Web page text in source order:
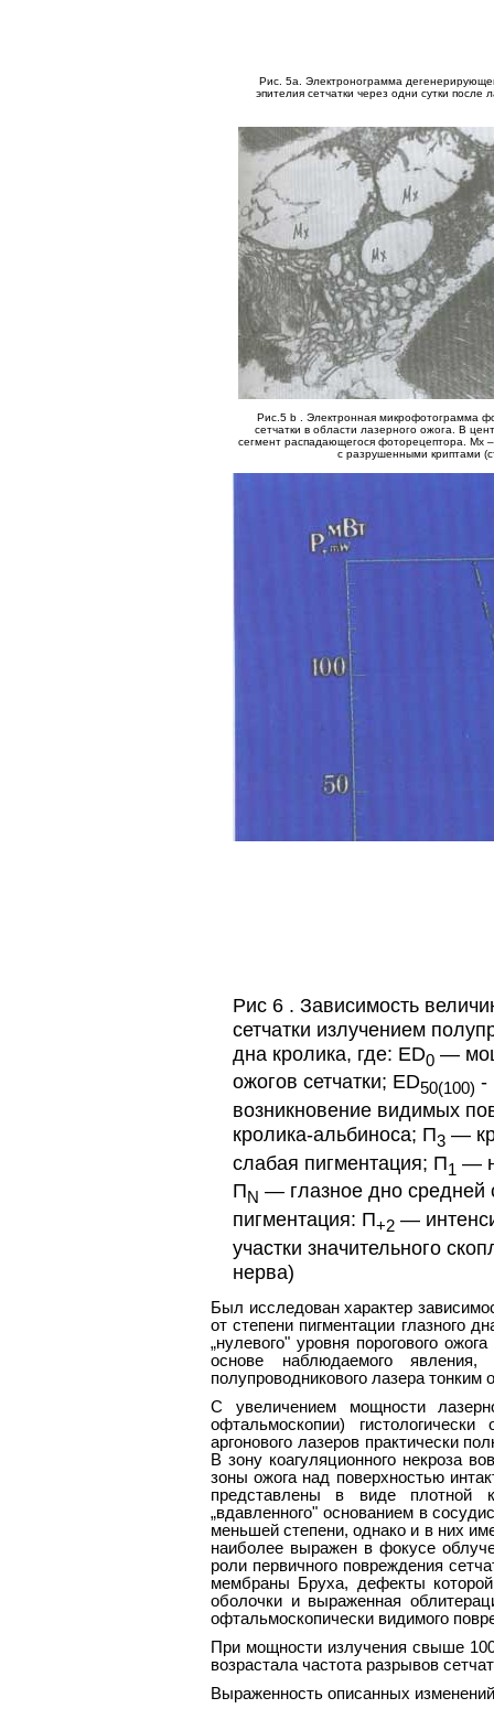
Рис. 5а. Электронограмма
эпителия сетчатки через одни сутки после
Рис.5 b . Электронная микрофотограмма
сетчатки в области лазерного ожога. В
сегмент распадающегося фоторецептора. Мх
с разрушенными криптами
Рис 6 . Зависимость
сетчатки излучением
дна кролика, где: ЕD0—
ожогов сетчатки; ЕD50(100) -
возникновение видимых
кролика-альбиноса; П3—
слабая пигментация; П1 —
ПN — глазное дно средней
пигментация: П+2—
участки значительного
нерва)
Был исследован характер
от степени пигментации глазного
„нулевого" уровня порогового
основе наблюдаемого явления,
полупроводникового лазера
С увеличением мощности
офтальмоскопии)
аргонового лазеров практически
В зону коагуляционного некроза
зоны ожога над поверхностью
представлены в виде плотной
„вдавленного" основанием в
меньшей степени, однако и в них
наиболее выражен в фокусе
роли первичного повреждения
мембраны Бруха, дефекты которой
оболочки и выраженная
офтальмоскопически видимого
При мощности излучения свыше
возрастала частота разрывов
Выраженность описанных